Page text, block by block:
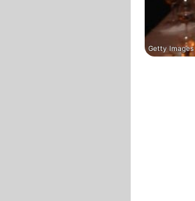
Getty Images